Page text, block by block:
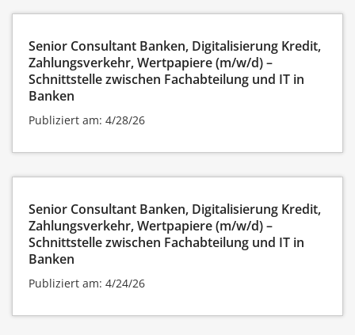
Senior Consultant Banken, Digitalisierung Kredit,
Zahlungsverkehr, Wertpapiere (m/w/d) –
Schnittstelle zwischen Fachabteilung und IT in
Banken
Publiziert am: 4/28/26
Senior Consultant Banken, Digitalisierung Kredit,
Zahlungsverkehr, Wertpapiere (m/w/d) –
Schnittstelle zwischen Fachabteilung und IT in
Banken
Publiziert am: 4/24/26